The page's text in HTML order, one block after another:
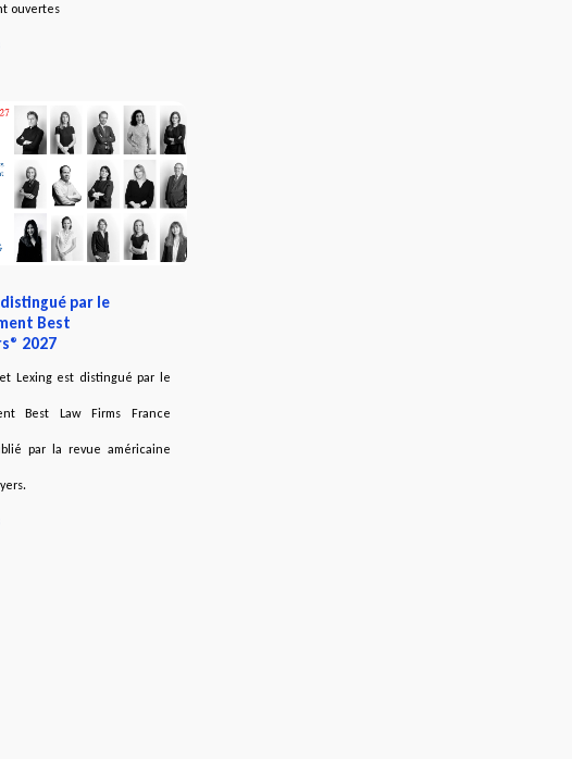
ouvertes
par le
Best
2027
Lexing est distingué par le
Best Law Firms France
par la revue américaine